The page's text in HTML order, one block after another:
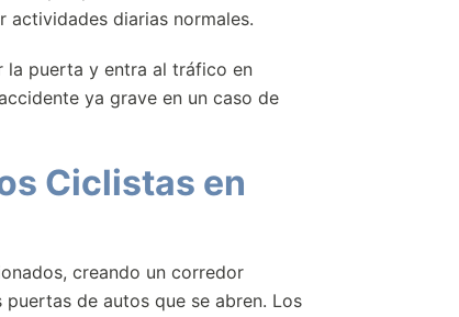
actividades diarias normales.
la puerta y entra al tráfico en
ya grave en un caso de
Ciclistas en
creando un corredor
de autos que se abren. Los